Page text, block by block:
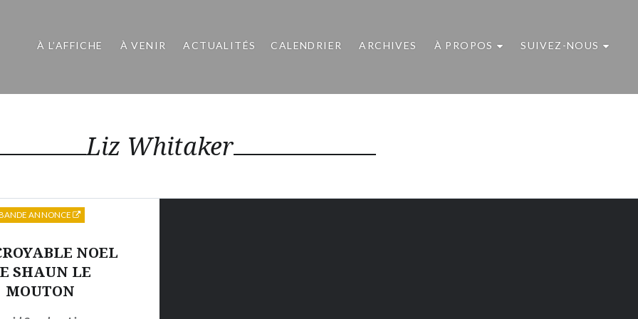
À L’AFFICHE À VENIR ACTUALITÉS CALENDRIER ARCHIVES À PROPOS SUIVEZ-NOUS
Liz Whitaker
NOEL
SHAUN LE
MOUTON
ANNONCE